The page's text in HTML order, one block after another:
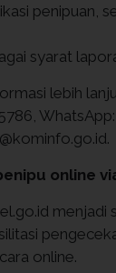
penipuan,
syarat
lebih
WhatsApp:
online
menjadi
online.